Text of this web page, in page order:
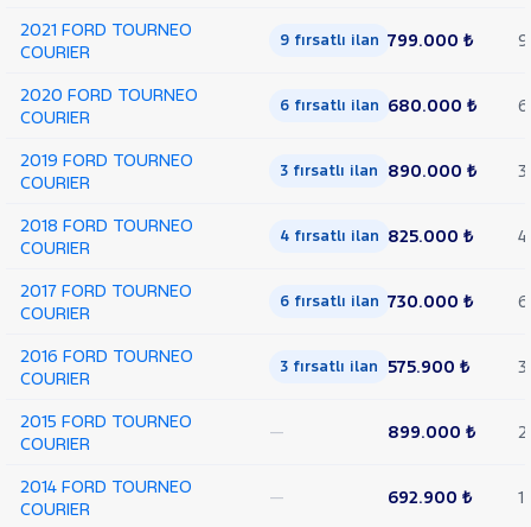
2021 FORD TOURNEO
COURIER
9 fırsatlı ilan 799.000 ₺ 9
2020 FORD TOURNEO
COURIER
6 fırsatlı ilan 680.000 ₺ 6
2019 FORD TOURNEO
COURIER
3 fırsatlı ilan 890.000 ₺ 3
2018 FORD TOURNEO
COURIER
4 fırsatlı ilan 825.000 ₺ 4
2017 FORD TOURNEO
COURIER
6 fırsatlı ilan 730.000 ₺ 6
2016 FORD TOURNEO
COURIER
3 fırsatlı ilan 575.900 ₺ 3
2015 FORD TOURNEO
COURIER
— 899.000 ₺ 2
2014 FORD TOURNEO
COURIER
— 692.900 ₺ 1